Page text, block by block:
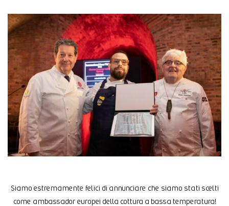
Siamo estremamente felici di annunciare che siamo stati scelti
come ambassador europei della cottura a bassa temperatura!